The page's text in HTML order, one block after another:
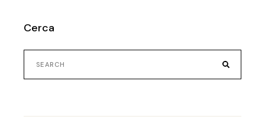
Cerca
Search
for: